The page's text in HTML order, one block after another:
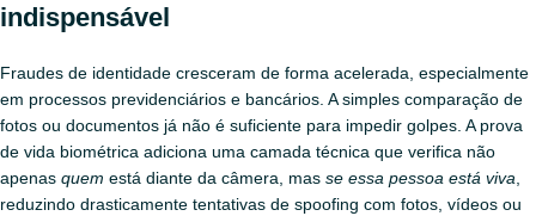
indispensável
Fraudes de identidade cresceram de forma acelerada, especialmente
em processos previdenciários e bancários. A simples comparação de
fotos ou documentos já não é suficiente para impedir golpes. A prova
de vida biométrica adiciona uma camada técnica que verifica não
apenas quem está diante da câmera, mas se essa pessoa está viva
reduzindo drasticamente tentativas de spoofing com fotos, vídeos ou